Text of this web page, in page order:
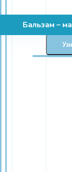
Бальзам –